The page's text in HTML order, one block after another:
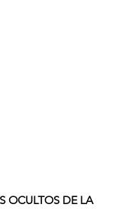
OCULTOS DE LA